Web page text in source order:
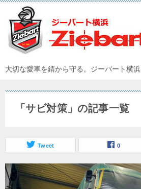
大切な愛車を錆から守る。ジーバート横浜
「サビ対策」の記事一覧
Tweet 0